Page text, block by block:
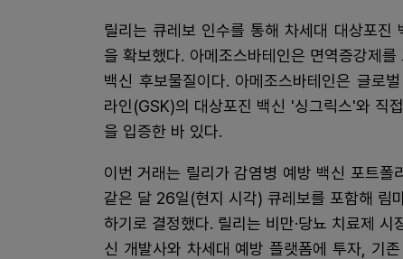
릴리는 큐레보 인수를 통해 차세대 대상포
을 확보했다. 아메조스바테인은 면역증강제
백신 후보물질이다. 아메조스바테인은 글로
라인(GSK)의 대상포진 백신 '싱그릭스'와 직
을 입증한 바 있다.
이번 거래는 릴리가 감염병 예방 백신 포트폴
같은 달 26일(현지 시각) 큐레보를 포함해
하기로 결정했다. 릴리는 비만·당뇨 치료제
신 개발사와 차세대 예방 플랫폼에 투자, 기